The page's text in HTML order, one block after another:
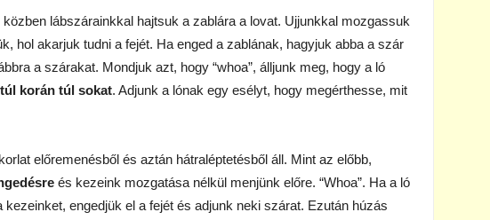
lábszárainkkal hajtsuk a zablára a lovat. Ujjunkkal mozgassuk
hol akarjuk tudni a fejét. Ha enged a zablának, hagyjuk abba a szár
a szárakat. Mondjuk azt, hogy “whoa”, álljunk meg, hogy a ló
korán túl sokat. Adjunk a lónak egy esélyt, hogy megérthesse, mit
előremenésből és aztán hátraléptetésből áll. Mint az előbb,
és kezeink mozgatása nélkül menjünk előre. “Whoa”. Ha a ló
kezeinket, engedjük el a fejét és adjunk neki szárat. Ezután húzás